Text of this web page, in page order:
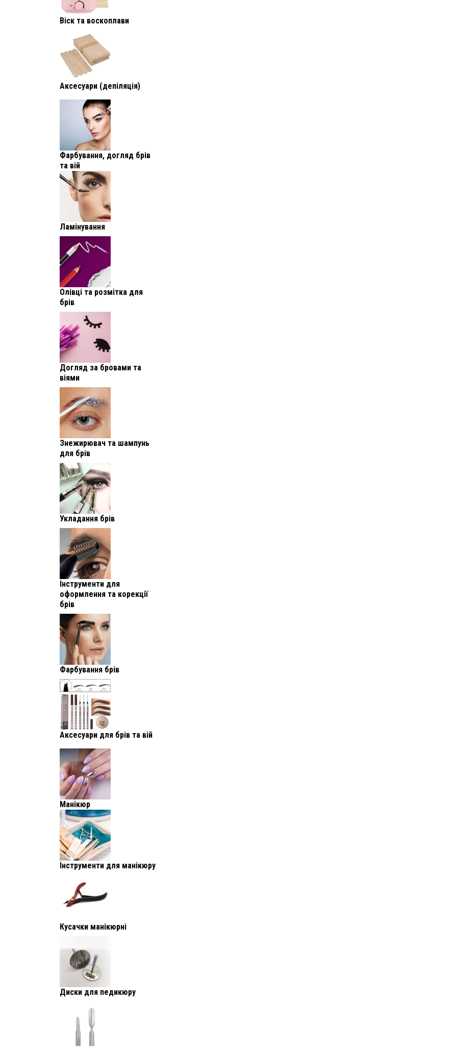
Віск та воскоплави
Аксесуари (депіляція)
Фарбування, догляд брів
та вій
Ламінування
Олівці та розмітка для
брів
Догляд за бровами та
віями
Знежирювач та шампунь
для брів
Укладання брів
Інструменти для
оформлення та корекції
брів
Фарбування брів
Аксесуари для брів та вій
Манікюр
Інструменти для манікюру
Кусачки манікюрні
Диски для педикюру